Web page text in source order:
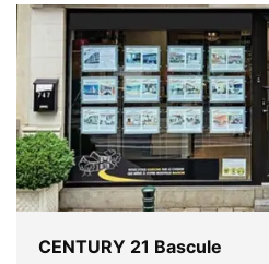
CENTURY 21 Bascule